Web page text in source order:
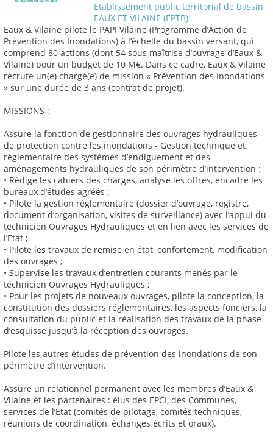
Etablissement public territorial de bassin
EAUX ET VILAINE (EPTB)
Eaux & Vilaine pilote le PAPI Vilaine (Programme d’Action de
Prévention des Inondations) à l’échelle du bassin versant, qui
comprend 80 actions (dont 54 sous maîtrise d’ouvrage d’Eaux &
Vilaine) pour un budget de 10 M€. Dans ce cadre, Eaux & Vilaine
recrute un(e) chargé(e) de mission « Prévention des Inondations
» sur une durée de 3 ans (contrat de projet).
MISSIONS :
Assure la fonction de gestionnaire des ouvrages hydrauliques
de protection contre les inondations - Gestion technique et
réglementaire des systèmes d’endiguement et des
aménagements hydrauliques de son périmètre d’intervention :
• Rédige les cahiers des charges, analyse les offres, encadre les
bureaux d’études agréés ;
• Pilote la gestion réglementaire (dossier d’ouvrage, registre,
document d’organisation, visites de surveillance) avec l’appui du
technicien Ouvrages Hydrauliques et en lien avec les services de
l’Etat ;
• Pilote les travaux de remise en état, confortement, modification
des ouvrages ;
• Supervise les travaux d’entretien courants menés par le
technicien Ouvrages Hydrauliques ;
• Pour les projets de nouveaux ouvrages, pilote la conception, la
constitution des dossiers réglementaires, les aspects fonciers, la
consultation du public et la réalisation des travaux de la phase
d’esquisse jusqu’à la réception des ouvrages.
Pilote les autres études de prévention des inondations de son
périmètre d’intervention.
Assure un relationnel permanent avec les membres d’Eaux &
Vilaine et les partenaires : élus des EPCI, des Communes,
services de l’Etat (comités de pilotage, comités techniques,
réunions de coordination, échanges écrits et oraux).